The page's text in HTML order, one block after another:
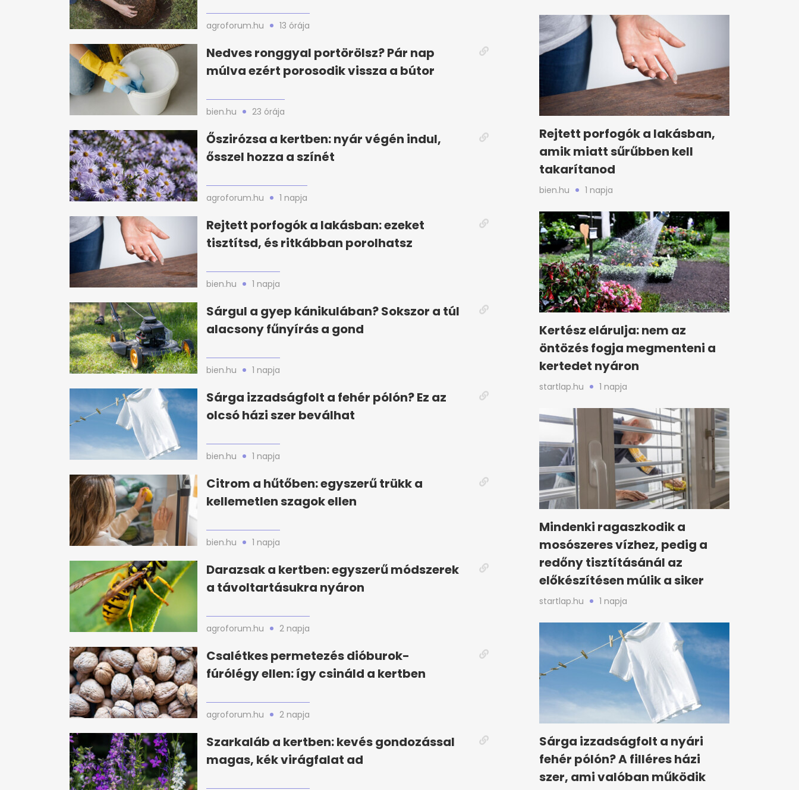
agroforum.hu 13 órája
Nedves ronggyal portörölsz? Pár nap
múlva ezért porosodik vissza a bútor
bien.hu 23 órája
Őszirózsa a kertben: nyár végén indul,
ősszel hozza a színét
agroforum.hu 1 napja
Rejtett porfogók a lakásban: ezeket
tisztítsd, és ritkábban porolhatsz
bien.hu 1 napja
Sárgul a gyep kánikulában? Sokszor a túl
alacsony fűnyírás a gond
bien.hu 1 napja
Sárga izzadságfolt a fehér pólón? Ez az
olcsó házi szer beválhat
bien.hu 1 napja
Citrom a hűtőben: egyszerű trükk a
kellemetlen szagok ellen
bien.hu 1 napja
Darazsak a kertben: egyszerű módszerek
a távoltartásukra nyáron
agroforum.hu 2 napja
Csalétkes permetezés dióburok-
fúrólégy ellen: így csináld a kertben
agroforum.hu 2 napja
Szarkaláb a kertben: kevés gondozással
magas, kék virágfalat ad
Rejtett porfogók a lakásban,
amik miatt sűrűbben kell
takarítanod
bien.hu 1 napja
Kertész elárulja: nem az
öntözés fogja megmenteni a
kertedet nyáron
startlap.hu 1 napja
Mindenki ragaszkodik a
mosószeres vízhez, pedig a
redőny tisztításánál az
előkészítésen múlik a siker
startlap.hu 1 napja
Sárga izzadságfolt a nyári
fehér pólón? A filléres házi
szer, ami valóban működik